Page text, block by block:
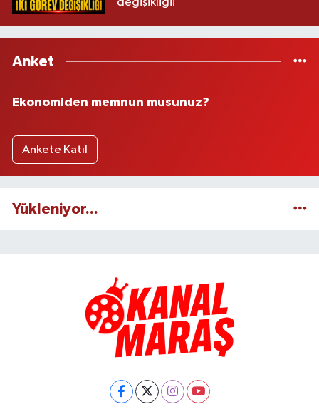
değişikliği!
Anket
Ekonomiden memnun musunuz?
Ankete Katıl
Yükleniyor...